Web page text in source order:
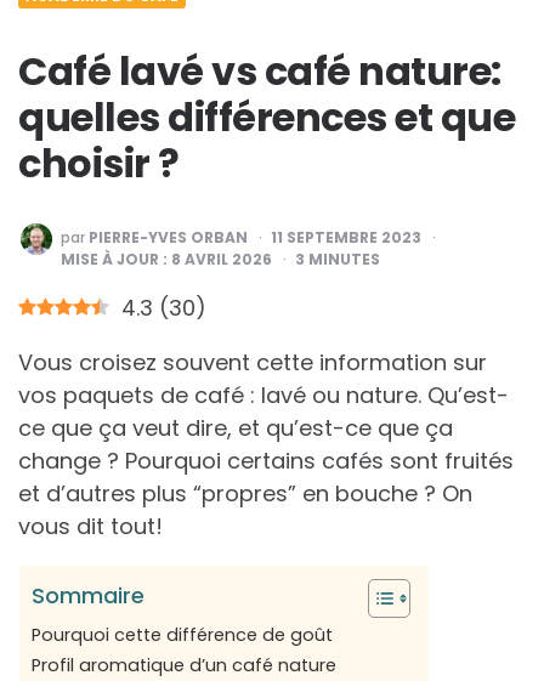
Café lavé vs café nature:
quelles différences et que
choisir ?
PUBLIÉ
PAR
par PIERRE-YVES ORBAN
11 SEPTEMBRE 2023
MISE À JOUR : 8 AVRIL 2026 3 MINUTES
4.3 (30)
Vous croisez souvent cette information sur
vos paquets de café : lavé ou nature. Qu’est-
ce que ça veut dire, et qu’est-ce que ça
change ? Pourquoi certains cafés sont fruités
et d’autres plus “propres” en bouche ? On
vous dit tout!
Sommaire
Pourquoi cette différence de goût
Profil aromatique d’un café nature